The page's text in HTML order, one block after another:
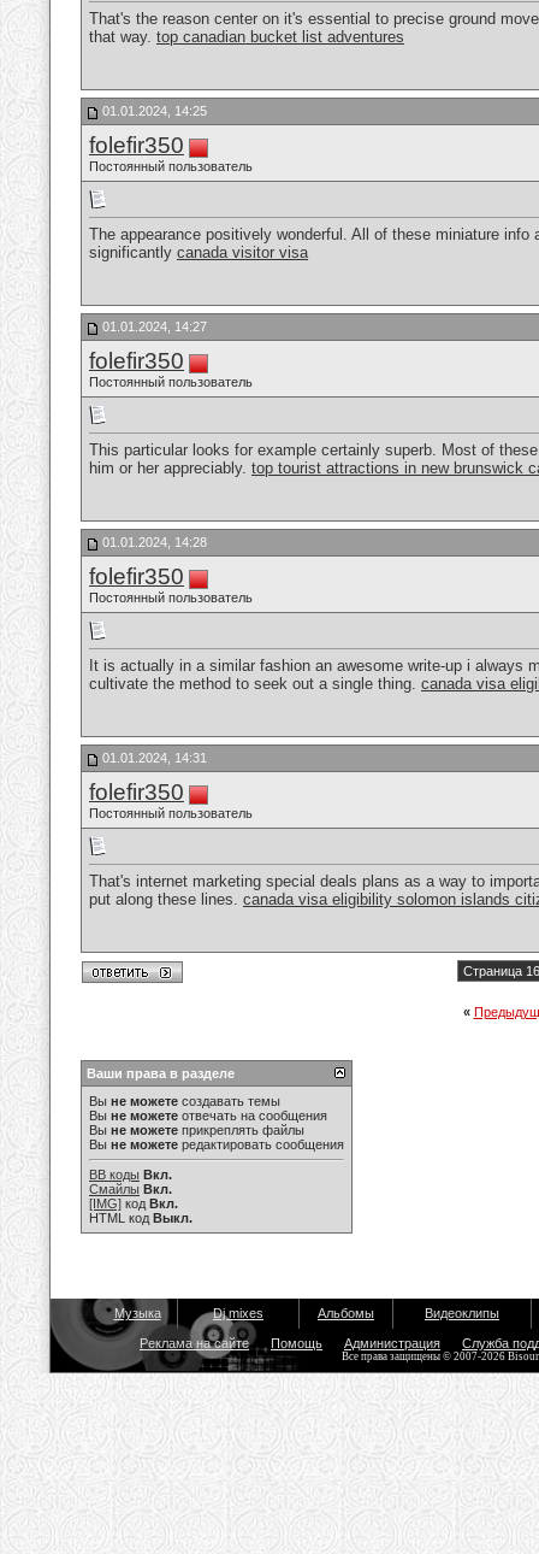
That's the reason center on it's essential to precise ground
that way. top canadian bucket list adventures
01.01.2024, 14:25
folefir350
Постоянный пользователь
The appearance positively wonderful. All of these miniature
significantly canada visitor visa
01.01.2024, 14:27
folefir350
Постоянный пользователь
This particular looks for example certainly superb. Most of
him or her appreciably. top tourist attractions in new brunswick
01.01.2024, 14:28
folefir350
Постоянный пользователь
It is actually in a similar fashion an awesome write-up i
cultivate the method to seek out a single thing. canada visa
01.01.2024, 14:31
folefir350
Постоянный пользователь
That's internet marketing special deals plans as a way to
put along these lines. canada visa eligibility solomon islands
Страница
«
Ваши права в разделе
Вы не можете создавать темы
Вы не можете отвечать на сообщения
Вы не можете прикреплять файлы
Вы не можете редактировать сообщения
BB коды Вкл.
Смайлы Вкл.
[IMG] код Вкл.
HTML код Выкл.
Музыка Dj mixes Альбомы Видеоклипы
Реклама на сайте Помощь Администрация Служба
Все права защищены © 2007-2026